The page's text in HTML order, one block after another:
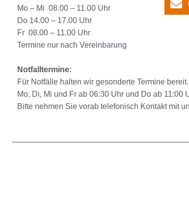
Mo – Mi 08.00 – 11.00 Uhr
Do 14.00 – 17.00 Uhr
Fr 08.00 – 11.00 Uhr
Termine nur nach Vereinbarung
Notfalltermine:
Für Notfälle halten wir gesonderte Termine bereit.
Mo, Di, Mi und Fr ab 06:30 Uhr und Do ab 11:00
Bitte nehmen Sie vorab telefonisch Kontakt mit